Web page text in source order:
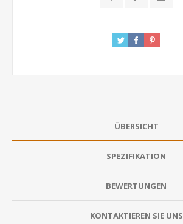
ÜBERSICHT
SPEZIFIKATION
BEWERTUNGEN
KONTAKTIEREN SIE UNS